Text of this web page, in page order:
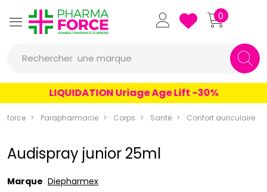
Pharmaforce Grande Pharmacie
0
Rechercher une marque
un conseil
un produit
LIQUIDATION Uriage Age Lift -30%
Parapharmacie Corps Santé Confort auriculaire
Audispray junior 25ml
Marque Diepharmex